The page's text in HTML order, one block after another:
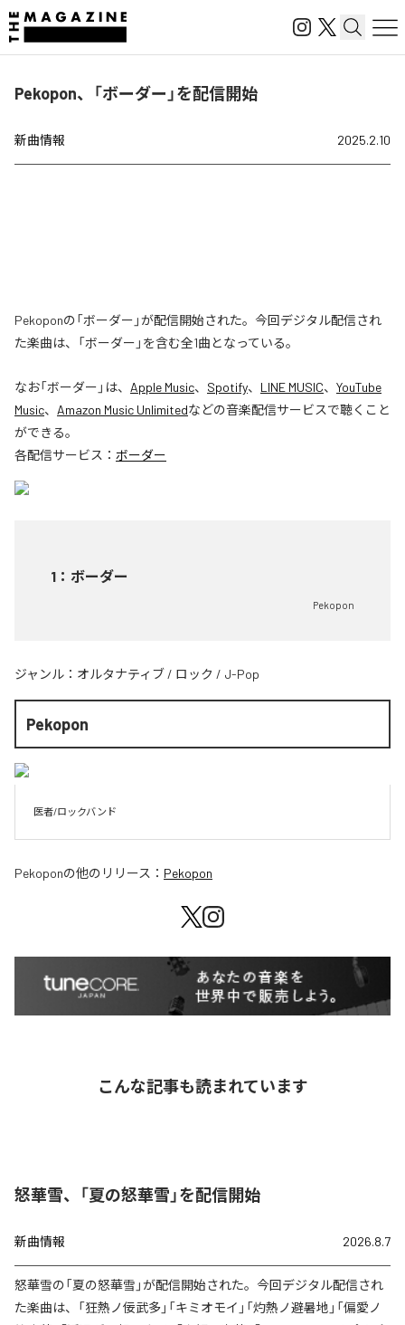
Pekopon、「ボーダー」を配信開始
新曲情報 2025.2.10
Pekoponの「ボーダー」が配信開始された。今回デジタル配信され
た楽曲は、「ボーダー」を含む全1曲となっている。
なお「ボーダー 」は、 Apple Music、 Spotify、 LINE MUSIC、 YouTube
Music、 Amazon Music Unlimitedなどの音楽配信サービスで聴くこと
ができる。
各配信サービス： ボーダー
1 ： ボーダー
Pekopon
ジャンル： オルタナティブ / ロック / J-Pop
Pekopon
医者/ロックバンド
Pekoponの他のリリース： Pekopon
こんな記事も読まれています
怒華雪、「夏の怒華雪」を配信開始
新曲情報 2026.8.7
怒華雪の「夏の怒華雪」が配信開始された。今回デジタル配信され
た楽曲は、「狂熱ノ佞武多」「キミオモイ」「灼熱ノ避暑地」「偏愛ノ